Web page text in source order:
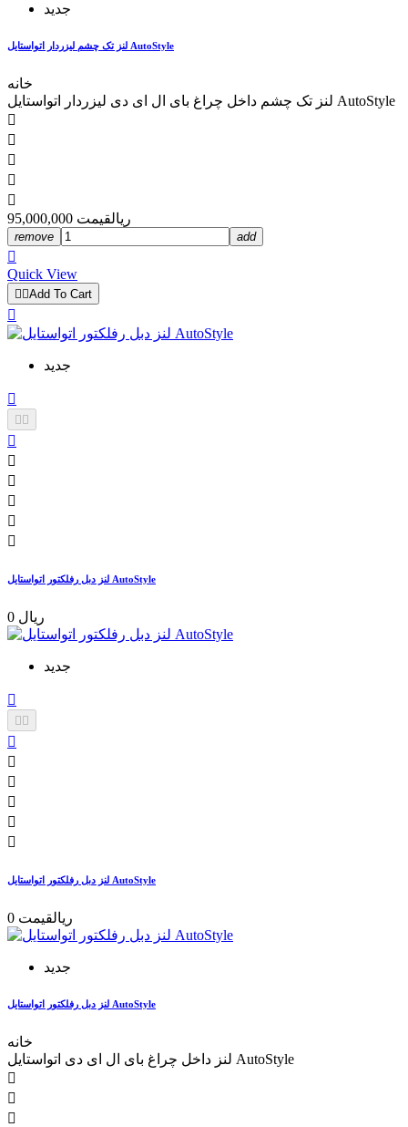
جدید
لنز تک چشم لیزردار اتواستایل AutoStyle
خانه
لنز تک چشم داخل چراغ بای ال ای دی لیزردار اتواستایل AutoStyle





95,000,000 ریالقیمت
remove add

Quick View
 Add To Cart

جدید

 






لنز دبل رفلکتور اتواستایل AutoStyle
0 ریال
جدید

 






لنز دبل رفلکتور اتواستایل AutoStyle
0 ریالقیمت
جدید
لنز دبل رفلکتور اتواستایل AutoStyle
خانه
لنز داخل چراغ بای ال ای دی اتواستایل AutoStyle


